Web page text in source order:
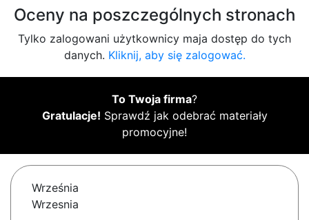
Oceny na poszczególnych stronach
Tylko zalogowani użytkownicy maja dostęp do tych
danych. Kliknij, aby się zalogować.
To Twoja firma?
Gratulacje! Sprawdź jak odebrać materiały
promocyjne!
Września
Wrzesnia